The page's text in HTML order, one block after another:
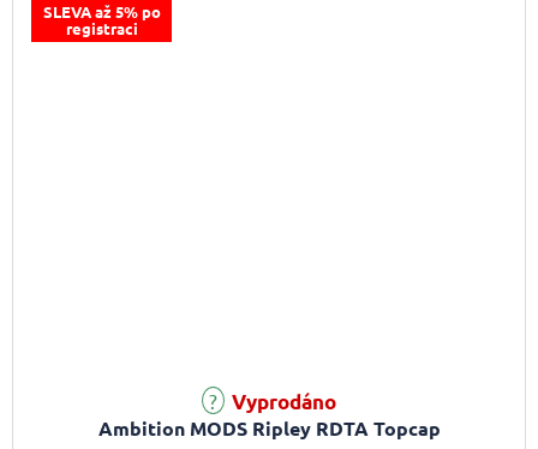
SLEVA až 5% po
registraci
Ambition MODS Ripley RDTA Topcap
Vyprodáno